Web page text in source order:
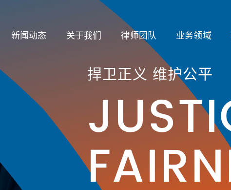
新闻动态 关于我们 律师团队 业务领域